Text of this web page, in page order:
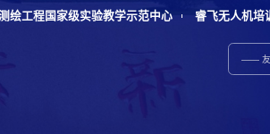
绘工程国家级实验教学示范中心 睿飞无人机培
——